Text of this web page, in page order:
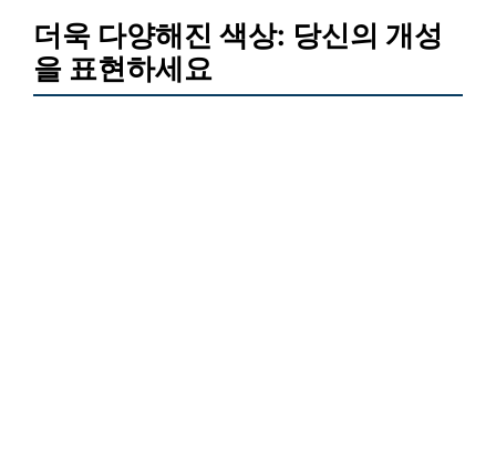
더욱 다양해진 색상: 당신의 개성
을 표현하세요